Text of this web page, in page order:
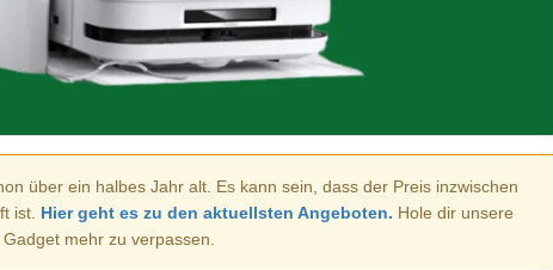
über ein halbes Jahr alt. Es kann sein, dass der Preis inzwischen
ist. Hier geht es zu den aktuellsten Angeboten. Hole dir unsere
Gadget mehr zu verpassen.